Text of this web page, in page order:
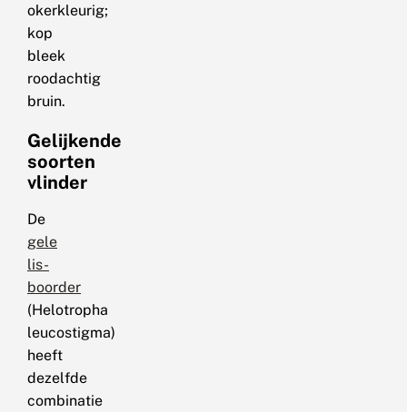
okerkleurig;
kop
bleek
roodachtig
bruin.
Gelijkende
soorten
vlinder
De
gele
lis-
boorder
(Helotropha
leucostigma)
heeft
dezelfde
combinatie